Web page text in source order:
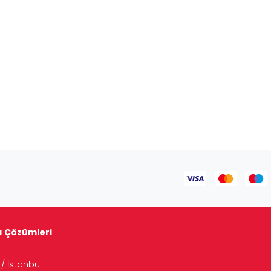
Çözümleri
/ İstanbul